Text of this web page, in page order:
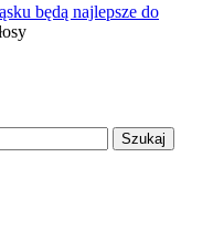
będą najlepsze do